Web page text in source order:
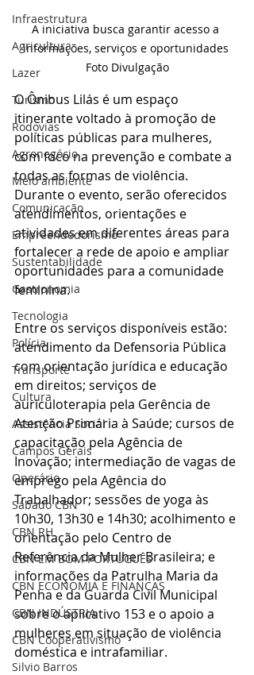
Infraestrutura
Agricultura
Lazer
Turismo
Rodovias
Agronegócio
Meio ambiente
Comunicação
Empreendedorismo
Sustentabilidade
Gastronomia
Tecnologia
Polícia
Transporte
Cultura
Assistência Social
Campos Gerais
Operário
Sábado CBN
CBN RH
CBN EM BOM PORTUGUÊS
CBN ECONOMIA E FINANÇAS
CBN INDÚSTRIA
CBN Cooperativismo
Silvio Barros
A iniciativa busca garantir acesso a
informações, serviços e oportunidades
Foto Divulgação
O Ônibus Lilás é um espaço
itinerante voltado à promoção de
políticas públicas para mulheres,
com foco na prevenção e combate a
todas as formas de violência.
Durante o evento, serão oferecidos
atendimentos, orientações e
atividades em diferentes áreas para
fortalecer a rede de apoio e ampliar
oportunidades para a comunidade
feminina.
Entre os serviços disponíveis estão:
atendimento da Defensoria Pública
com orientação jurídica e educação
em direitos; serviços de
auriculoterapia pela Gerência de
Atenção Primária à Saúde; cursos de
capacitação pela Agência de
Inovação; intermediação de vagas de
emprego pela Agência do
Trabalhador; sessões de yoga às
10h30, 13h30 e 14h30; acolhimento e
orientação pelo Centro de
Referência da Mulher Brasileira; e
informações da Patrulha Maria da
Penha e da Guarda Civil Municipal
sobre o aplicativo 153 e o apoio a
mulheres em situação de violência
doméstica e intrafamiliar.